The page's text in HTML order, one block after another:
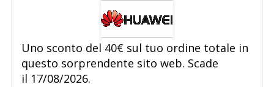
Uno sconto del 40€ sul tuo ordine totale in
questo sorprendente sito web. Scade
il 17/08/2026.